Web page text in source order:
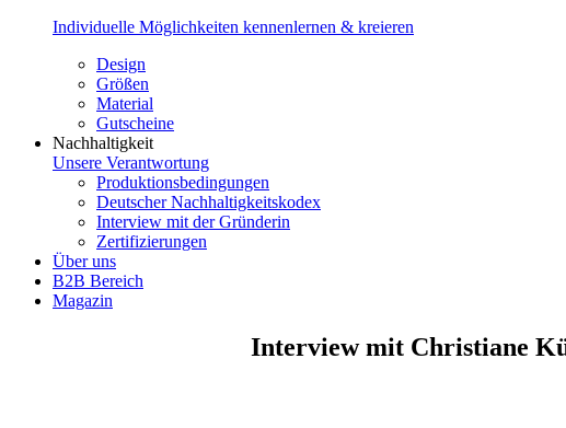
Individuelle Möglichkeiten kennenlernen & kreieren
Design
Größen
Material
Gutscheine
Nachhaltigkeit
Unsere Verantwortung
Produktionsbedingungen
Deutscher Nachhaltigkeitskodex
Interview mit der Gründerin
Zertifizierungen
Über uns
B2B Bereich
Magazin
Interview mit Christiane